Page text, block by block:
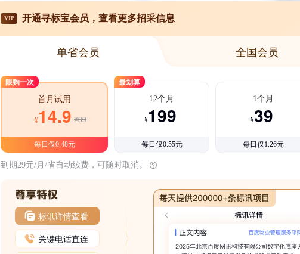
VIP 开通寻标宝会员，查看更多招采信息
单省会员 全国会员
限购一次
首月试用
¥14.9 ¥39
每日仅0.48元
最划算
12个月
¥199
每日仅0.55元
1个月
¥39
每日仅1.26元
到期29元/月/省自动续费，可随时取消。
标讯详情查看
关键电话直连